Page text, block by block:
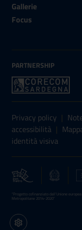
Gallerie
Focus
PARTNERSHIP
Sezione
Privacy policy |
accessibilità |
identità visiva
“Progetto cofinanziato dall’Unione
Metropolitane 2014-2020”
Impostazioni cookie